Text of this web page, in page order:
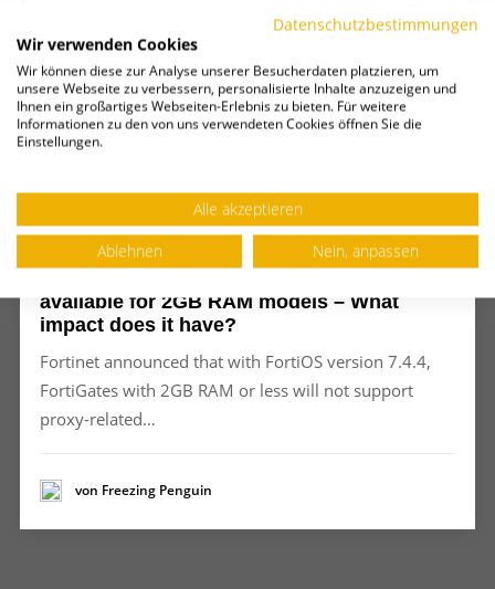
20. Februar 2025
available for 2GB RAM models – What
impact does it have?
Fortinet announced that with FortiOS version 7.4.4,
FortiGates with 2GB RAM or less will not support
proxy-related…
von Freezing Penguin
Datenschutzbestimmungen
Wir verwenden Cookies
Wir können diese zur Analyse unserer Besucherdaten platzieren, um
unsere Webseite zu verbessern, personalisierte Inhalte anzuzeigen und
Ihnen ein großartiges Webseiten-Erlebnis zu bieten. Für weitere
Informationen zu den von uns verwendeten Cookies öffnen Sie die
Einstellungen.
Alle akzeptieren
Ablehnen
Nein, anpassen